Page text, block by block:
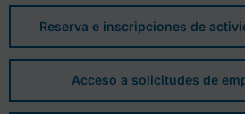
Reserva e inscripciones de
Acceso a solicitudes de